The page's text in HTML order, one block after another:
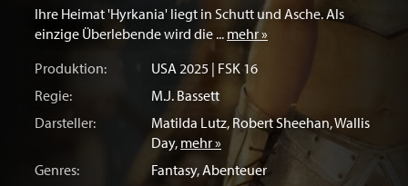
Ihre Heimat 'Hyrkania' liegt in Schutt und Asche. Als
einzige Überlebende wird die ... mehr »
Produktion:
USA 2025 | FSK 16
Regie:
M.J. Bassett
Darsteller:
Matilda Lutz, Robert Sheehan,Wallis
Day, mehr »
Genres:
Fantasy, Abenteuer